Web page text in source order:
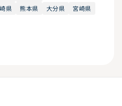
県 熊本県 大分県
宮崎県